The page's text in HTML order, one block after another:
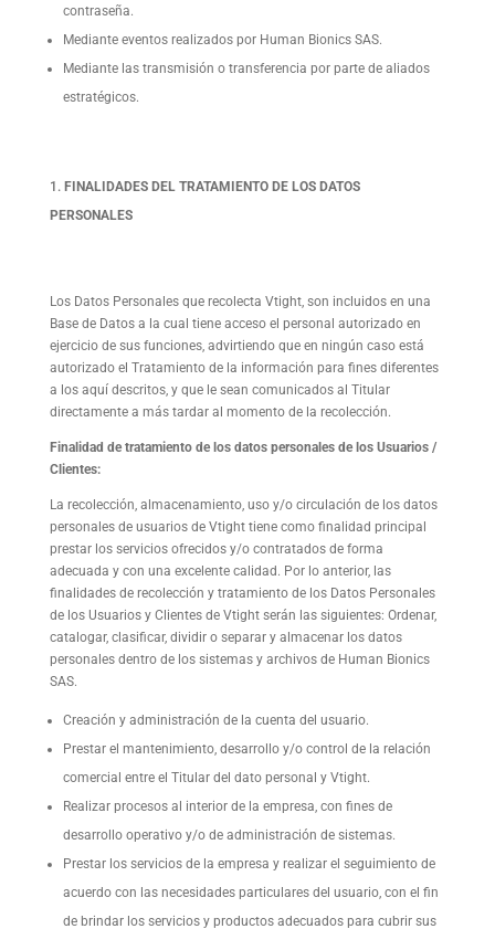
contraseña.
Mediante eventos realizados por Human Bionics SAS.
Mediante las transmisión o transferencia por parte de aliados
estratégicos.
FINALIDADES DEL TRATAMIENTO DE LOS DATOS
PERSONALES
Los Datos Personales que recolecta Vtight, son incluidos en una
Base de Datos a la cual tiene acceso el personal autorizado en
ejercicio de sus funciones, advirtiendo que en ningún caso está
autorizado el Tratamiento de la información para fines diferentes
a los aquí descritos, y que le sean comunicados al Titular
directamente a más tardar al momento de la recolección.
Finalidad de tratamiento de los datos personales de los Usuarios /
Clientes:
La recolección, almacenamiento, uso y/o circulación de los datos
personales de usuarios de Vtight tiene como finalidad principal
prestar los servicios ofrecidos y/o contratados de forma
adecuada y con una excelente calidad. Por lo anterior, las
finalidades de recolección y tratamiento de los Datos Personales
de los Usuarios y Clientes de Vtight serán las siguientes: Ordenar,
catalogar, clasificar, dividir o separar y almacenar los datos
personales dentro de los sistemas y archivos de Human Bionics
SAS.
Creación y administración de la cuenta del usuario.
Prestar el mantenimiento, desarrollo y/o control de la relación
comercial entre el Titular del dato personal y Vtight.
Realizar procesos al interior de la empresa, con fines de
desarrollo operativo y/o de administración de sistemas.
Prestar los servicios de la empresa y realizar el seguimiento de
acuerdo con las necesidades particulares del usuario, con el fin
de brindar los servicios y productos adecuados para cubrir sus